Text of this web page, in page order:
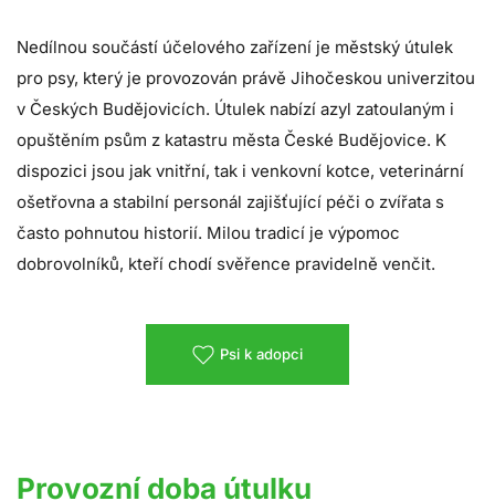
Nedílnou součástí účelového zařízení je městský útulek
pro psy, který je provozován právě Jihočeskou univerzitou
v Českých Budějovicích. Útulek nabízí azyl zatoulaným i
opuštěním psům z katastru města České Budějovice. K
dispozici jsou jak vnitřní, tak i venkovní kotce, veterinární
ošetřovna a stabilní personál zajišťující péči o zvířata s
často pohnutou historií. Milou tradicí je výpomoc
dobrovolníků, kteří chodí svěřence pravidelně venčit.
Psi k adopci
Provozní doba útulku